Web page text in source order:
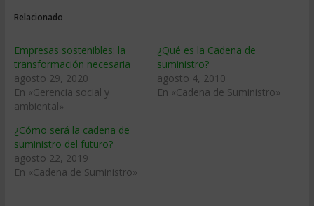
Relacionado
Empresas sostenibles: la
transformación necesaria
agosto 29, 2020
En «Gerencia social y
ambiental»
¿Qué es la Cadena de
suministro?
agosto 4, 2010
En «Cadena de Suministro»
¿Cómo será la cadena de
suministro del futuro?
agosto 22, 2019
En «Cadena de Suministro»